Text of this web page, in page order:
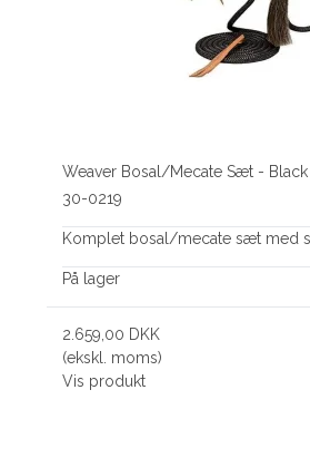
Weaver Bosal/Mecate Sæt -
30-0219
Komplet bosal/mecate sæt med
På lager
2.659,00 DKK
(ekskl. moms)
Vis produkt